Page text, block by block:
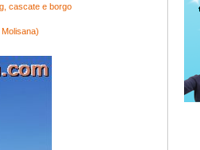
cascate e borgo